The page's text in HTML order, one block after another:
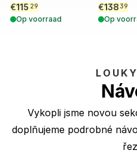
€115 29
Op voorraad
€13839
Op
Vykopli jsme novou
doplňujeme podrobné